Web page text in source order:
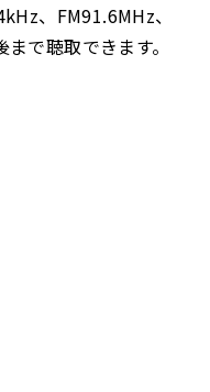
、FM91.6MHz、
で聴取できます。